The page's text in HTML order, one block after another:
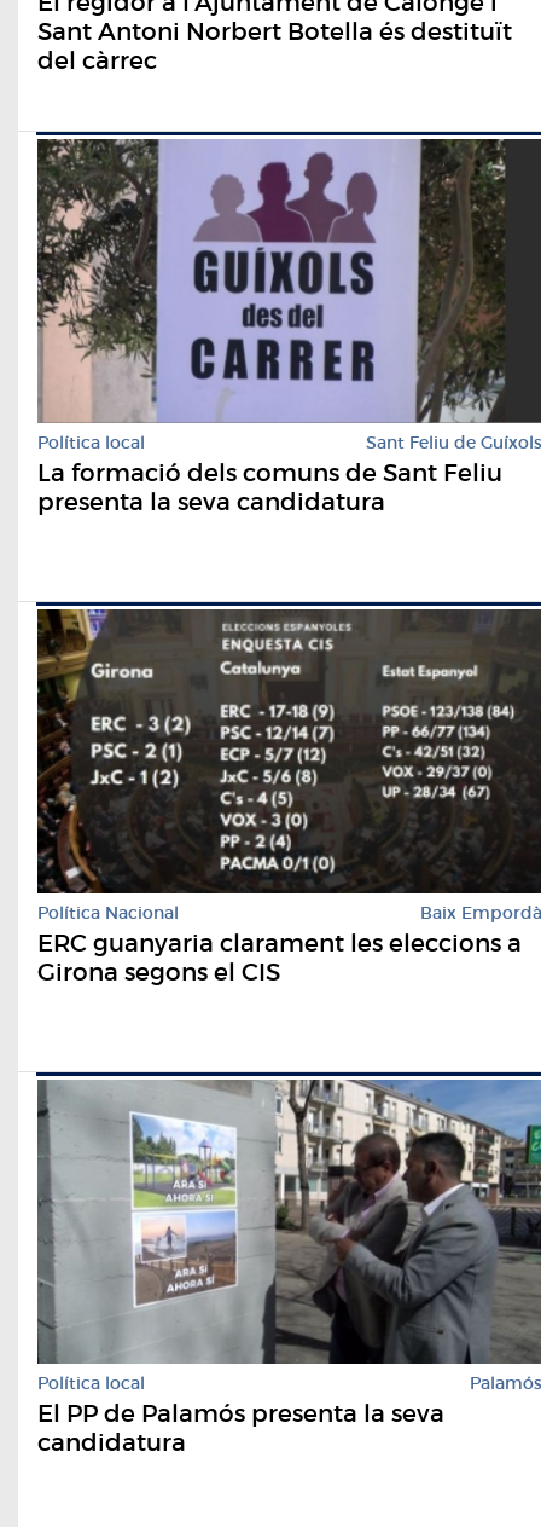
Sant Antoni Norbert Botella és destituït
del càrrec
Política local Sant Feliu de Guíxols
La formació dels comuns de Sant Feliu
presenta la seva candidatura
Política Nacional Baix Empordà
ERC guanyaria clarament les eleccions a
Girona segons el CIS
Política local Palamós
El PP de Palamós presenta la seva
candidatura